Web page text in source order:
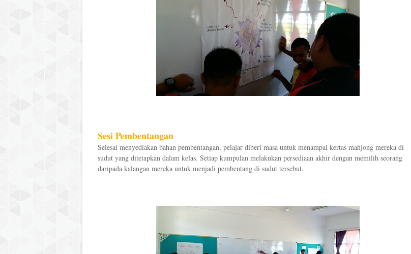
Sesi Pembentangan
Selesai menyediakan bahan pembentangan, pelajar diberi masa untuk menampal kertas mahjong mereka di
sudut yang ditetapkan dalam kelas. Setiap kumpulan melakukan persediaan akhir dengan memilih seorang
daripada kalangan mereka untuk menjadi pembentang di sudut tersebut.